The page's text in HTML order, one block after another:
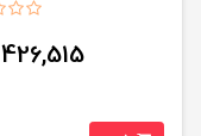
426,515